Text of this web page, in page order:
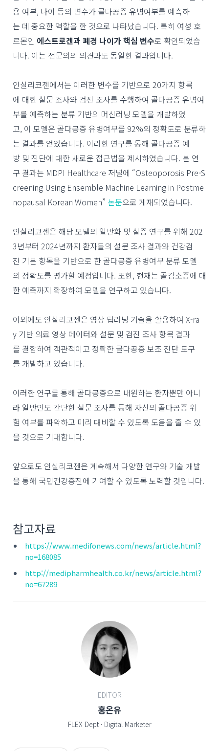
용 여부, 나이 등의 변수가 골다공증 유병여부를 예측하
는 데 중요한 역할을 한 것으로 나타났습니다. 특히 여성 호
르몬인 에스트로겐과 폐경 나이가 핵심 변수로 확인되었습
니다. 이는 전문의의 의견과도 동일한 결과입니다.
인실리코젠에서는 이러한 변수를 기반으로 20가지 항목
에 대한 설문 조사와 검진 조사를 수행하여 골다공증 유병여
부를 예측하는 분류 기반의 머신러닝 모델을 개발하였
고, 이 모델은 골다공증 유병여부를 92%의 정확도로 분류하
는 결과를 얻었습니다. 이러한 연구를 통해 골다공증 예
방 및 진단에 대한 새로운 접근법을 제시하였습니다. 본 연
구 결과는 MDPI Healthcare 저널에 “Osteoporosis Pre-S
creening Using Ensemble Machine Learning in Postme
nopausal Korean Women” 논문으로 게재되었습니다.
인실리코젠은 해당 모델의 일반화 및 실증 연구를 위해 202
3년부터 2024년까지 환자들의 설문 조사 결과와 건강검
진 기본 항목을 기반으로 한 골다공증 유병여부 분류 모델
의 정확도를 평가할 예정입니다. 또한, 현재는 골감소증에 대
한 예측까지 확장하여 모델을 연구하고 있습니다.
이외에도 인실리코젠은 영상 딥러닝 기술을 활용하여 X-ra
y 기반 의료 영상 데이터와 설문 및 검진 조사 항목 결과
를 결합하여 객관적이고 정확한 골다공증 보조 진단 도구
를 개발하고 있습니다.
이러한 연구를 통해 골다공증으로 내원하는 환자뿐만 아니
라 일반인도 간단한 설문 조사를 통해 자신의 골다공증 위
험 여부를 파악하고 미리 대비할 수 있도록 도움을 줄 수 있
을 것으로 기대합니다.
앞으로도 인실리코젠은 계속해서 다양한 연구와 기술 개발
을 통해 국민건강증진에 기여할 수 있도록 노력할 것입니다.
참고자료
https://www.medifonews.com/news/article.html?
no=168085
http://medipharmhealth.co.kr/news/article.html?
no=67289
EDITOR
홍온유
FLEX Dept · Digital Marketer